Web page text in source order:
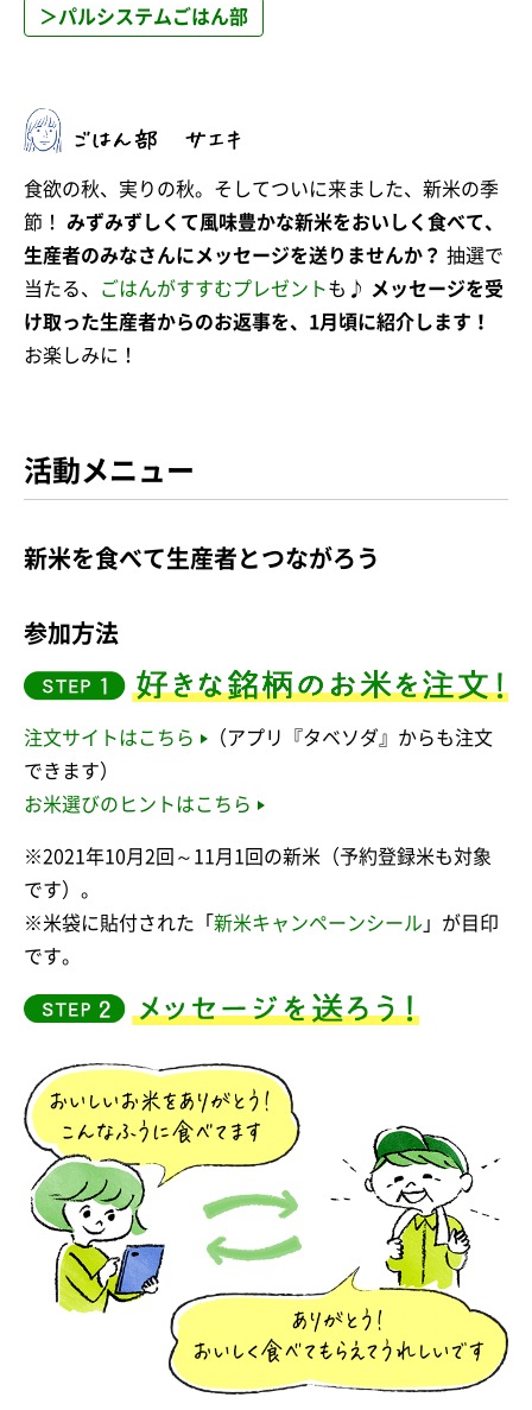
＞パルシステムごはん部
食欲の秋、実りの秋。そしてついに来ました、新米の季
節！ みずみずしくて風味豊かな新米をおいしく食べて、
生産者のみなさんにメッセージを送りませんか？ 抽選で
当たる、
ごはんがすすむプレゼントも♪
メッセージを受
け取った生産者からのお返事を、1月頃に紹介します！
お楽しみに！
活動メニュー
新米を食べて生産者とつながろう
参加方法
注文サイトはこちら
（アプリ『タベソダ』からも注文
できます）
お米選びのヒントはこちら
※2021年10月2回～11月1回の新米（予約登録米も対象
です）。
※米袋に貼付された「 新米キャンペーンシール 」が目印
です。